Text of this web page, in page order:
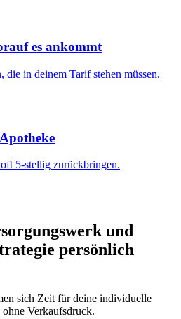
es ankommt
die in deinem Tarif stehen müssen.
5-stellig zurückbringen.
und
persönlich
sich Zeit für deine individuelle
Verkaufsdruck.